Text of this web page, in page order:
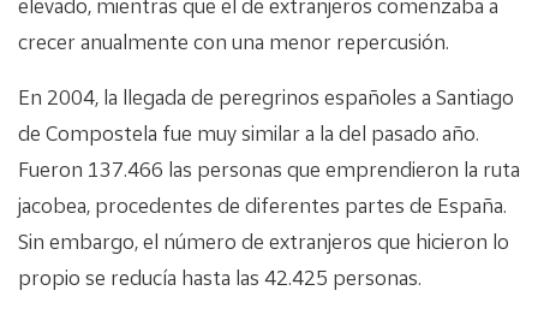
elevado, mientras que el de extranjeros comenzaba a
crecer anualmente con una menor repercusión.
En 2004, la llegada de peregrinos españoles a Santiago
de Compostela fue muy similar a la del pasado año.
Fueron 137.466 las personas que emprendieron la ruta
jacobea, procedentes de diferentes partes de España.
Sin embargo, el número de extranjeros que hicieron lo
propio se reducía hasta las 42.425 personas.